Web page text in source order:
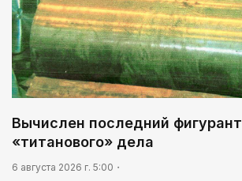
Вычислен последний фигурант
«титанового» дела
6 августа 2026 г. 5:00